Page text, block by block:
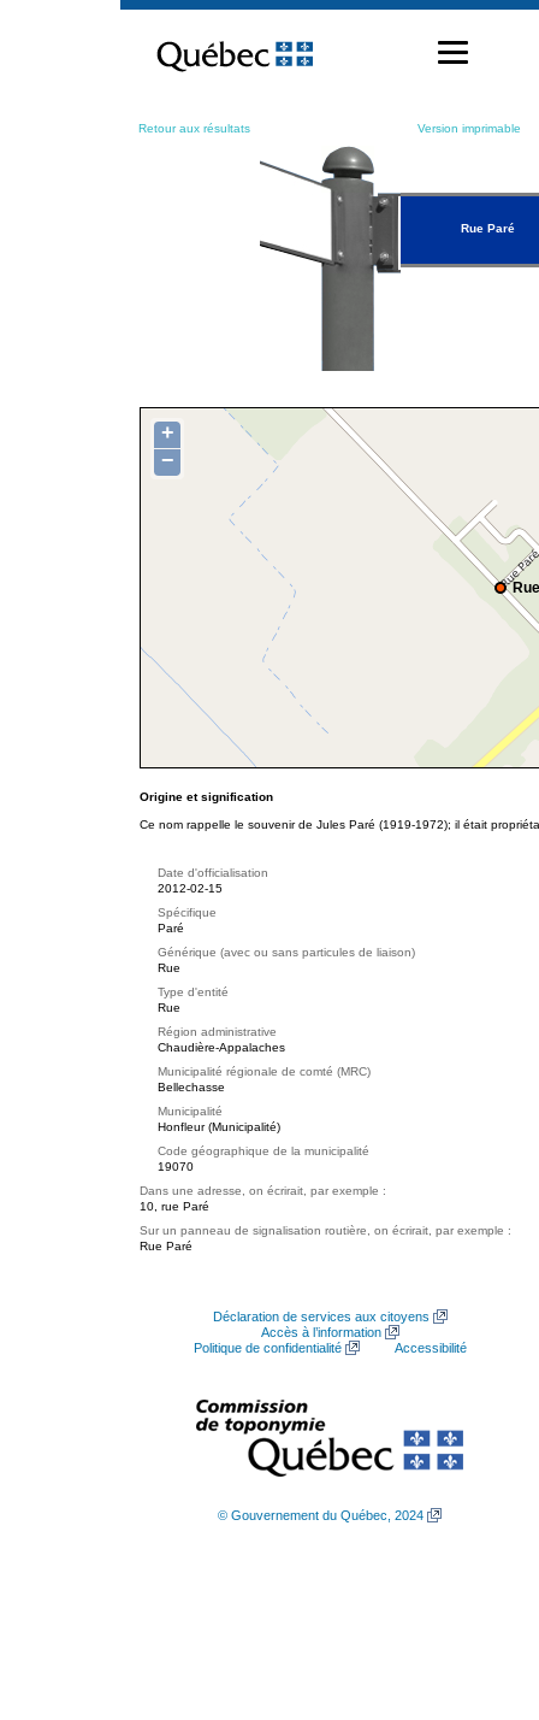
contenu
Retour aux résultats Version imprimable
Rue Paré
+
−
Origine et signification
Ce nom rappelle le souvenir de Jules Paré (1919-1972); il était
Date d'officialisation
2012-02-15
Spécifique
Paré
Générique (avec ou sans particules de liaison)
Rue
Type d'entité
Rue
Région administrative
Chaudière-Appalaches
Municipalité régionale de comté (MRC)
Bellechasse
Municipalité
Honfleur (Municipalité)
Code géographique de la municipalité
19070
Dans une adresse, on écrirait, par exemple :
10, rue Paré
Sur un panneau de signalisation routière, on écrirait, par exemple :
Rue Paré
Déclaration de services aux citoyens
Accès à l’information
Politique de confidentialité
Accessibilité
© Gouvernement du Québec, 2024